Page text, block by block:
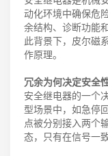
动化环境中确保危
余结构、诊断功能
此背景下，皮尔磁
作原理。
冗余为何决定安全
安全继电器的一个
型场景中，如急停
点被分别接入两个
态，只有在信号一